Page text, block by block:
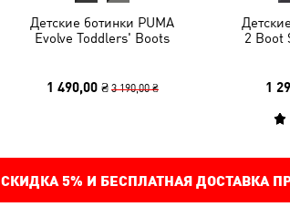
Детские ботинки PUMA
Evolve Toddlers' Boots
1 490,00 ₴ 3 190,00 ₴
2 Boot
1
СКИДКА 5% И БЕСПЛАТНАЯ ДОСТАВКА